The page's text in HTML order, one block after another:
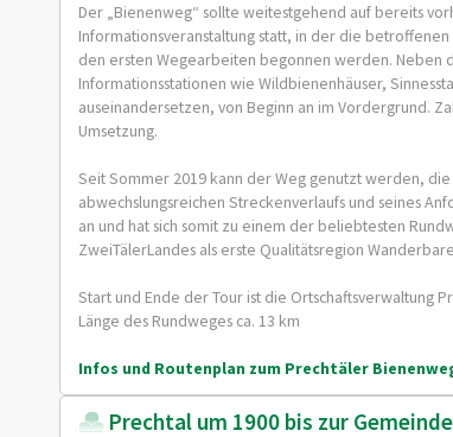
Der „Bienenweg“ sollte weitestgehend auf bereits
Informationsveranstaltung statt, in der die
den ersten Wegearbeiten begonnen werden. Neben
Informationsstationen wie Wildbienenhäuser,
auseinandersetzen, von Beginn an im Vordergrund.
Umsetzung.
Seit Sommer 2019 kann der Weg genutzt werden,
abwechslungsreichen Streckenverlaufs und seines
an und hat sich somit zu einem der beliebtesten
ZweiTälerLandes als erste Qualitätsregion
Start und Ende der Tour ist die Ortschaftsverwaltung
Länge des Rundweges ca. 13 km
Infos und Routenplan zum Prechtäler
Prechtal um 1900 bis zur